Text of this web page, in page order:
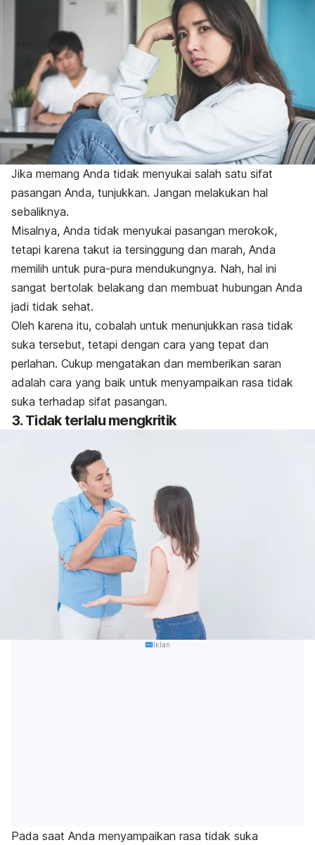
Jika memang Anda tidak menyukai salah satu sifat
pasangan Anda, tunjukkan. Jangan melakukan hal
sebaliknya.
Misalnya, Anda tidak menyukai pasangan merokok,
tetapi karena takut ia tersinggung dan marah, Anda
memilih untuk pura-pura mendukungnya. Nah, hal ini
sangat bertolak belakang dan membuat hubungan Anda
jadi tidak sehat.
Oleh karena itu, cobalah untuk menunjukkan rasa tidak
suka tersebut, tetapi dengan cara yang tepat dan
perlahan. Cukup mengatakan dan memberikan saran
adalah cara yang baik untuk menyampaikan rasa tidak
suka terhadap sifat pasangan.
3. Tidak terlalu mengkritik
Iklan
Pada saat Anda menyampaikan rasa tidak suka